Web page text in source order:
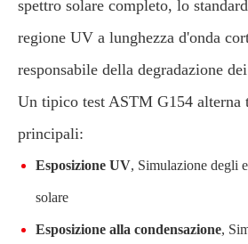
spettro solare completo, lo
regione UV a lunghezza d'onda
responsabile della degradazione
Un tipico test ASTM G154 alterna
principali:
Esposizione UV, Simulazione degli
solare
Esposizione alla condensazione,